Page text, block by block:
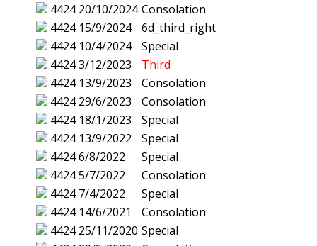
4424 20/10/2024 Consolation
4424 15/9/2024
6d_third_right
4424 10/4/2024
Special
44243/12/2023
Third
4424 13/9/2023
Consolation
4424 29/6/2023
Consolation
4424 18/1/2023
Special
4424 13/9/2022
Special
44246/8/2022
Special
44245/7/2022
Consolation
4424 7/4/2022
Special
4424 14/6/2021
Consolation
4424 25/11/2020 Special